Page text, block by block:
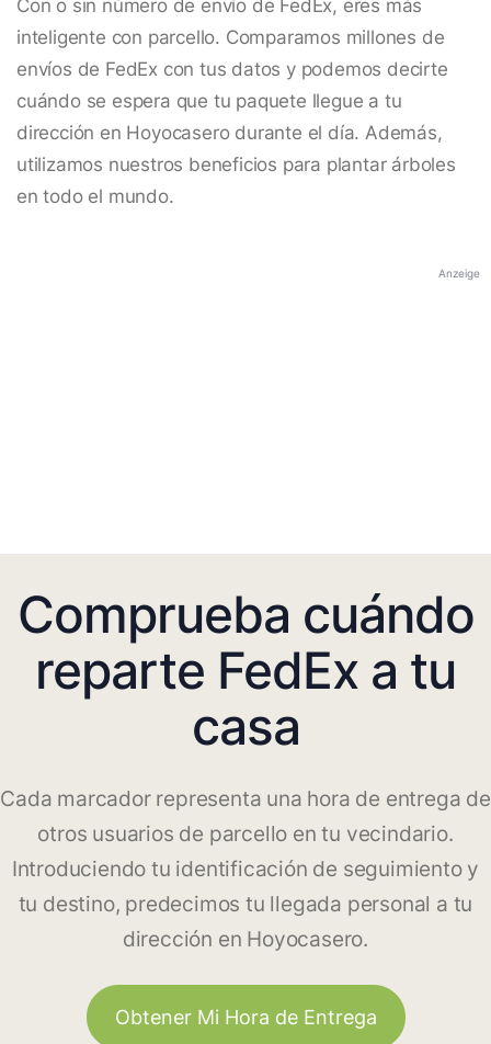
Con o sin número de envío de FedEx, eres más
inteligente con parcello. Comparamos millones de
envíos de FedEx con tus datos y podemos decirte
cuándo se espera que tu paquete llegue a tu
dirección en Hoyocasero durante el día. Además,
utilizamos nuestros beneficios para plantar árboles
en todo el mundo.
Anzeige
Comprueba cuándo
reparte FedEx a tu
casa
Cada marcador representa una hora de entrega de
otros usuarios de parcello en tu vecindario.
Introduciendo tu identificación de seguimiento y
tu destino, predecimos tu llegada personal a tu
dirección en Hoyocasero.
Obtener Mi Hora de Entrega